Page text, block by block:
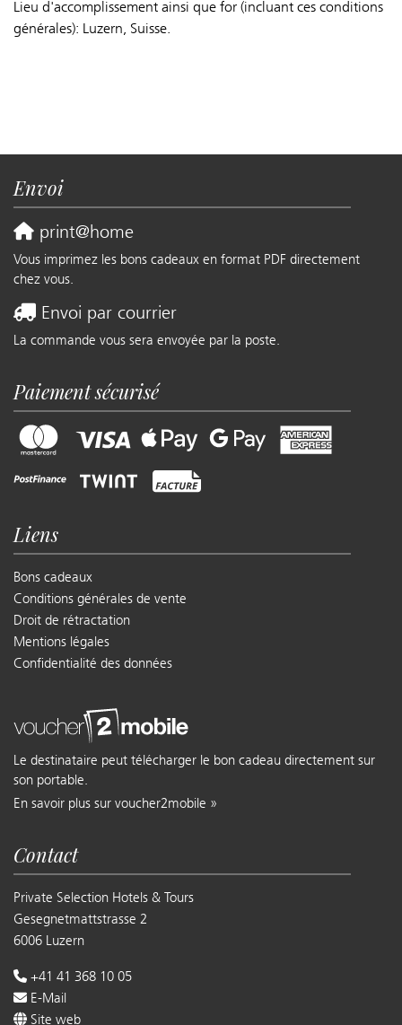
Lieu d'accomplissement ainsi que for (incluant ces conditions
générales): Luzern, Suisse.
Envoi
print@home
Vous imprimez les bons cadeaux en format PDF directement
chez vous.
Envoi par courrier
La commande vous sera envoyée par la poste.
Paiement sécurisé
Liens
Bons cadeaux
Conditions générales de vente
Droit de rétractation
Mentions légales
Confidentialité des données
Le destinataire peut télécharger le bon cadeau directement sur
son portable.
En savoir plus sur voucher2mobile »
Contact
Private Selection Hotels & Tours
Gesegnetmattstrasse 2
6006 Luzern
+41 41 368 10 05
E-Mail
Site web